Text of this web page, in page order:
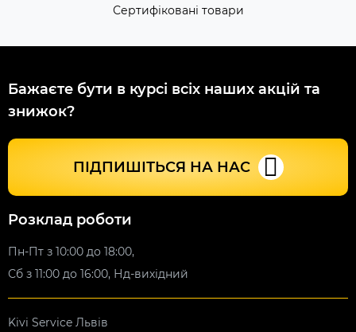
Сертифіковані товари
Бажаєте бути в курсі всіх наших акцій та
знижок?
ПІДПИШІТЬСЯ НА НАС
Розклад роботи
Пн-Пт з 10:00 до 18:00,
Сб з 11:00 до 16:00, Нд-вихідний
Kivi Service Львів